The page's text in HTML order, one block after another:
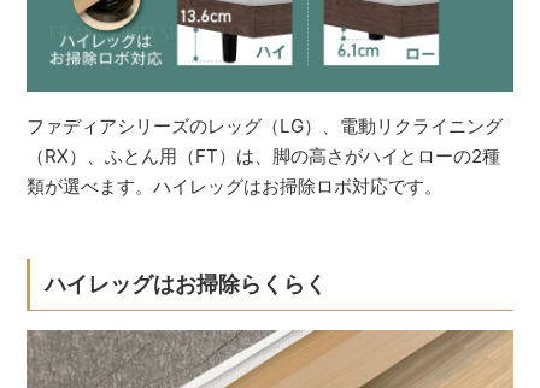
ファディアシリーズのレッグ（LG）、電動リクライニング
（RX）、ふとん用（FT）は、脚の高さがハイとローの2種
類が選べます。ハイレッグはお掃除ロボ対応です。
ハイレッグはお掃除らくらく